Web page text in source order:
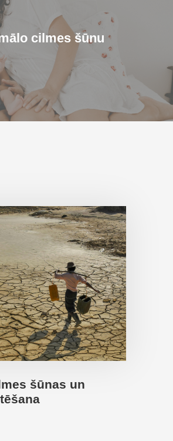
cilmes šūnu
šūnas un